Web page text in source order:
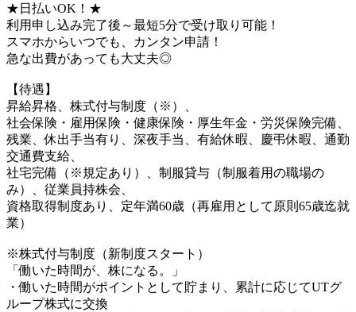
★日払いOK！★
利用申し込み完了後～最短5分で受け取り可能！
スマホからいつでも、カンタン申請！
急な出費があっても大丈夫◎
【待遇】
昇給昇格、株式付与制度（※）、
社会保険・雇用保険・健康保険・厚生年金・労災保険完備、
残業、休出手当有り、深夜手当、有給休暇、慶弔休暇、通勤
交通費支給、
社宅完備（※規定あり）、制服貸与（制服着用の職場の
み）、従業員持株会、
資格取得制度あり、定年満60歳（再雇用として原則65歳迄就
業）
※株式付与制度（新制度スタート）
「働いた時間が、株になる。」
・働いた時間がポイントとして貯まり、累計に応じてUTグ
ループ株式に交換